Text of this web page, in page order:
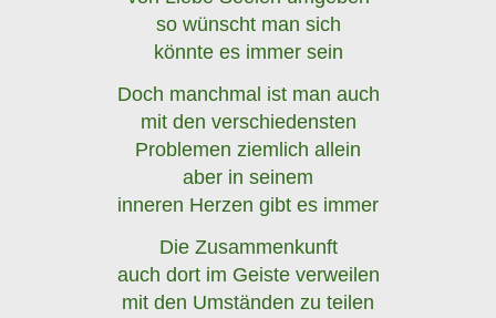
so wünscht man sich
könnte es immer sein
Doch manchmal ist man auch
mit den verschiedensten
Problemen ziemlich allein
aber in seinem
inneren Herzen gibt es immer
Die Zusammenkunft
auch dort im Geiste verweilen
mit den Umständen zu teilen